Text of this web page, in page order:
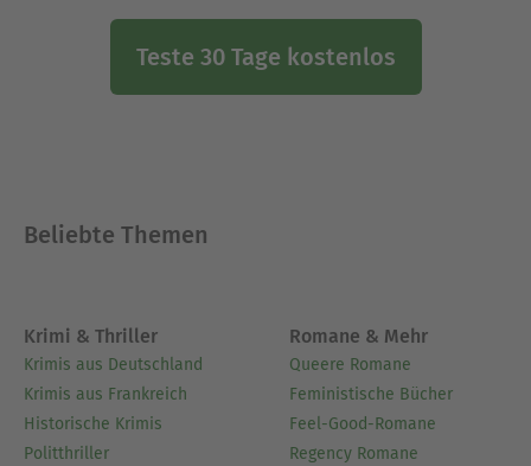
Teste 30 Tage kostenlos
Beliebte Themen
Krimi & Thriller
Krimis aus Deutschland
Krimis aus Frankreich
Historische Krimis
Politthriller
Romane & Mehr
Queere Romane
Feministische Bücher
Feel-Good-Romane
Regency Romane